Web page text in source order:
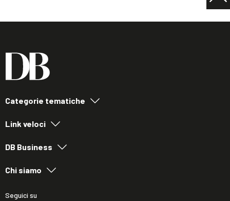
Categorie tematiche
Link veloci
DB Business
Chi siamo
Seguici su